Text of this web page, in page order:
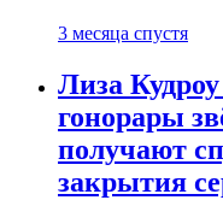
3 месяца спустя
Лиза
гонорары
получают
закрытия